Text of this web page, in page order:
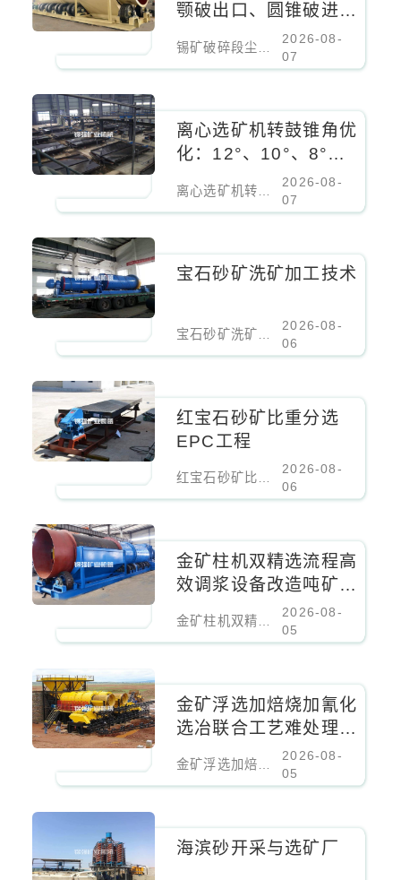
颚破出口、圆锥破进料
口、振动筛密闭负压除
尘
2026-08-
07
离心选矿机转鼓锥角优
化：12°、10°、8°对
细粒锡石回收率的影响
2026-08-
07
宝石砂矿洗矿加工技术
宝石砂矿洗矿加工技术
2026-08-
06
红宝石砂矿比重分选
EPC工程
红宝石砂矿比重分选EPC工程
2026-08-
06
金矿柱机双精选流程高
效调浆设备改造吨矿成
本降低百分之二十
金矿柱机双精选流程高效调浆设备改造吨矿成本降低百分之二十
2026-08-
05
金矿浮选加焙烧加氰化
选冶联合工艺难处理金
金矿浮选加焙烧加氰化选冶联合工艺难处理金矿核心设备
2026-08-
05
海滨砂开采与选矿厂